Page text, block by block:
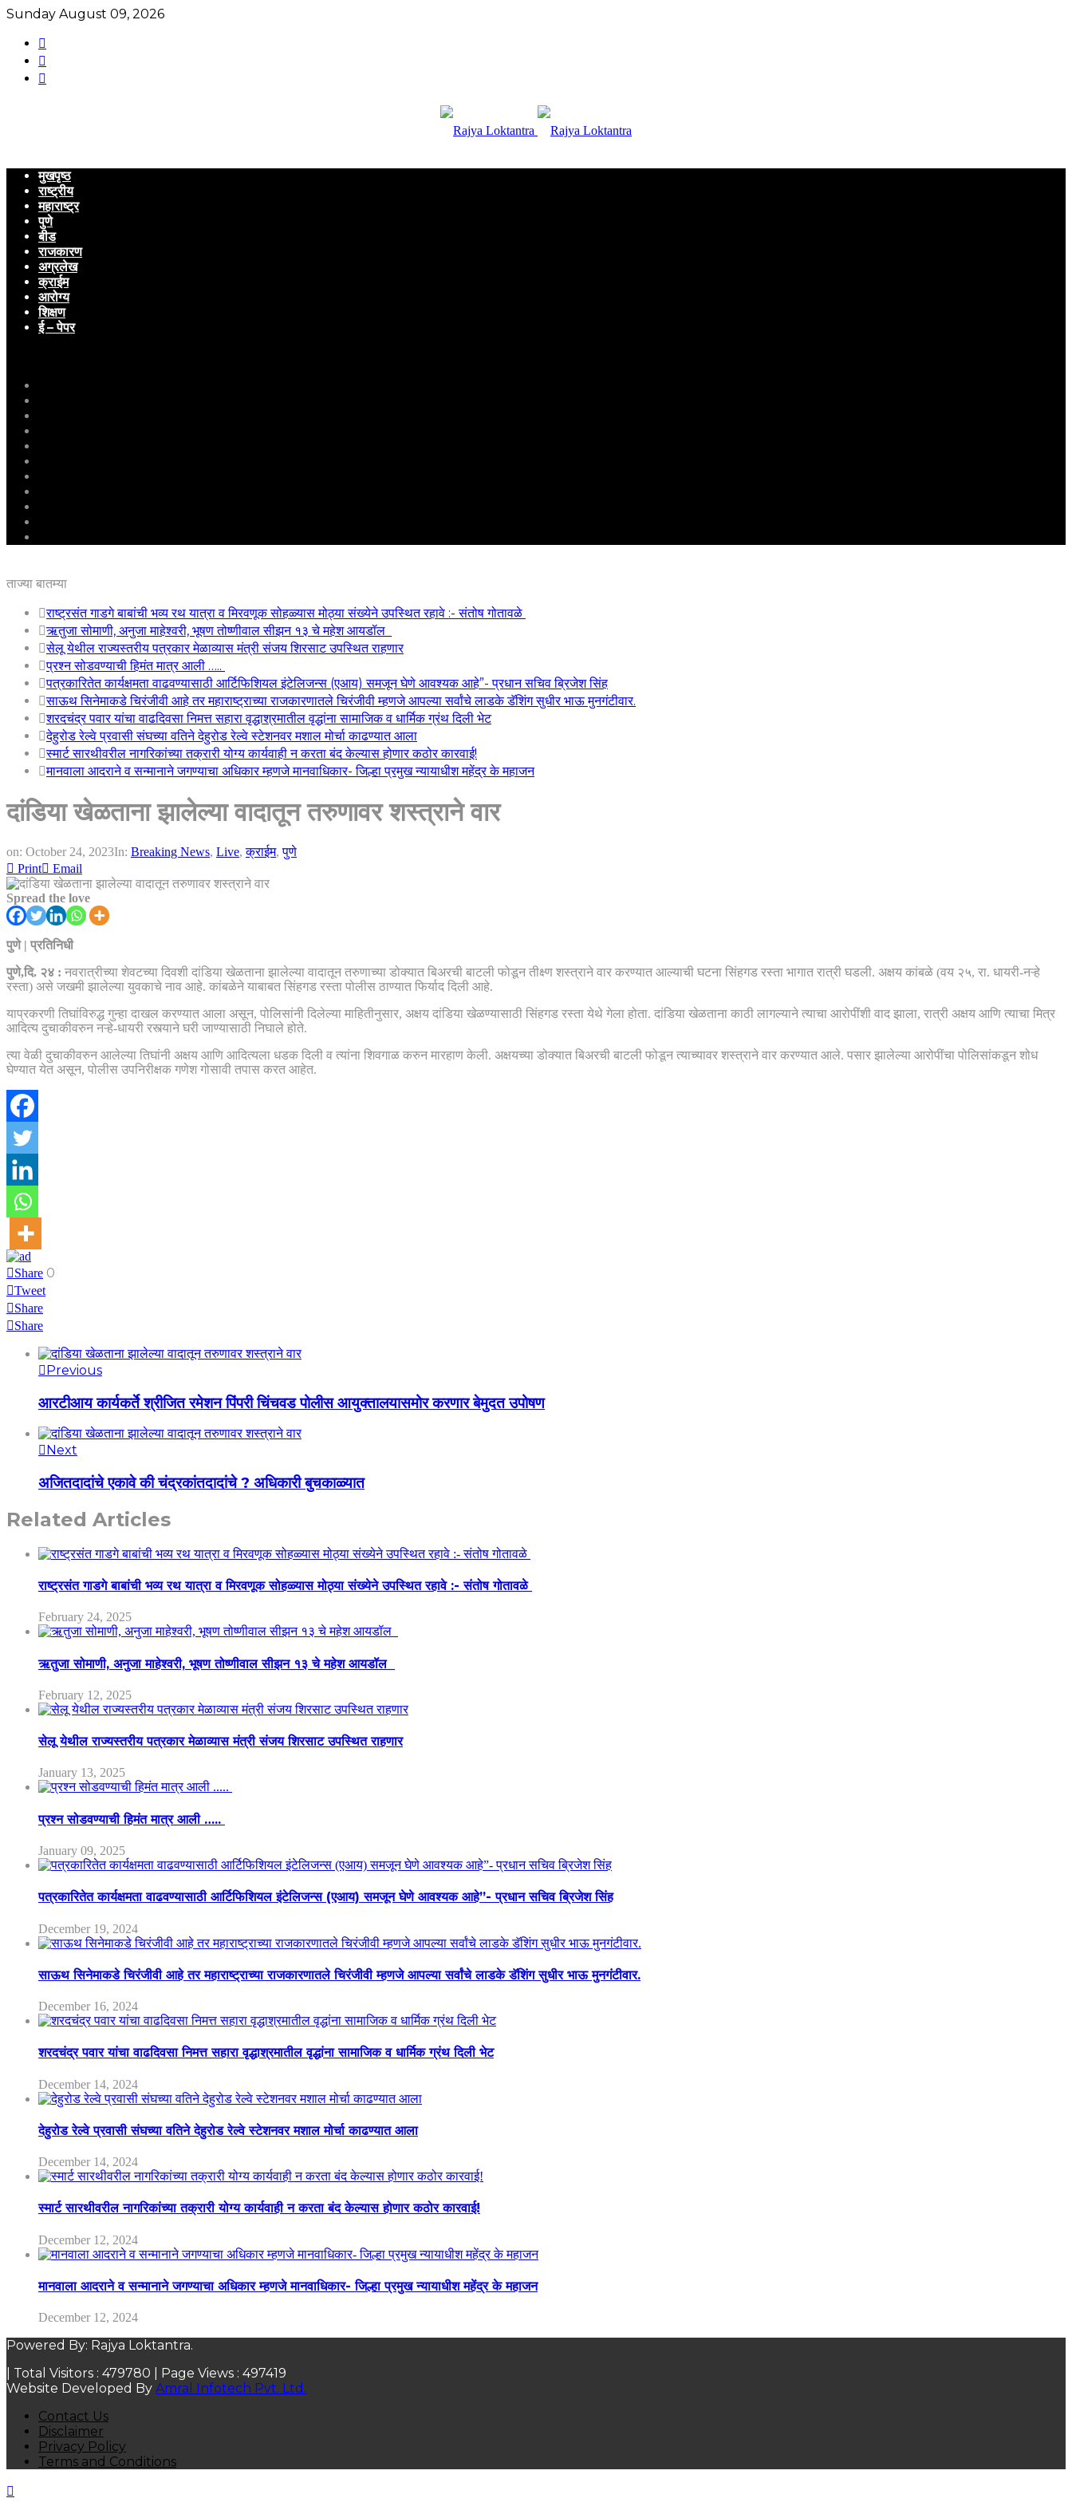
Sunday August 09, 2026
मुखपृष्ठ
राष्ट्रीय
महाराष्ट्र
पुणे
बीड
राजकारण
अग्रलेख
क्राईम
आरोग्य
शिक्षण
ई – पेपर
ताज्या बातम्या
राष्ट्रसंत गाडगे बाबांची भव्य रथ यात्रा व मिरवणूक सोहळ्यास मोठ्या संख्येने उपस्थित रहावे :- संतोष गोतावळे
ऋतुजा सोमाणी, अनुजा माहेश्वरी, भूषण तोष्णीवाल सीझन १३ चे महेश आयडॉल
सेलू येथील राज्यस्तरीय पत्रकार मेळाव्यास मंत्री संजय शिरसाट उपस्थित राहणार
प्रश्न सोडवण्याची हिमंत मात्र आली …..
पत्रकारितेत कार्यक्षमता वाढवण्यासाठी आर्टिफिशियल इंटेलिजन्स (एआय) समजून घेणे आवश्यक आहे”- प्रधान सचिव ब्रिजेश सिंह
साऊथ सिनेमाकडे चिरंजीवी आहे तर महाराष्ट्राच्या राजकारणातले चिरंजीवी म्हणजे आपल्या सर्वांचे लाडके डॅशिंग सुधीर भाऊ मुनगंटीवार.
शरदचंद्र पवार यांचा वाढदिवसा निमत्त सहारा वृद्धाश्रमातील वृद्धांना सामाजिक व धार्मिक ग्रंथ दिली भेट
देहुरोड रेल्वे प्रवासी संघच्या वतिने देहुरोड रेल्वे स्टेशनवर मशाल मोर्चा काढण्यात आला
स्मार्ट सारथीवरील नागरिकांच्या तक्रारी योग्य कार्यवाही न करता बंद केल्यास होणार कठोर कारवाई!
मानवाला आदराने व सन्मानाने जगण्याचा अधिकार म्हणजे मानवाधिकार- जिल्हा प्रमुख न्यायाधीश महेंद्र के महाजन
दांडिया खेळताना झालेल्या वादातून तरुणावर शस्त्राने वार
on: October 24, 2023In: Breaking News, Live,क्राईम,पुणे
Print
Email
Spread the love
पुणे | प्रतिनिधी
पुणे,दि. २४ : नवरात्रीच्या शेवटच्या दिवशी दांडिया खेळताना झालेल्या वादातून तरुणाच्या डोक्यात बिअरची बाटली फोडून तीक्ष्ण शस्त्राने वार करण्यात आल्याची घटना सिंहगड रस्ता भागात रात्री घडली. अक्षय कांबळे (वय २५, रा. धायरी-नऱ्हे
रस्ता) असे जखमी झालेल्या युवकाचे नाव आहे. कांबळेने याबाबत सिंहगड रस्ता पोलीस ठाण्यात फिर्याद दिली आहे.
याप्रकरणी तिघांविरुद्ध गुन्हा दाखल करण्यात आला असून, पोलिसांनी दिलेल्या माहितीनुसार, अक्षय दांडिया खेळण्यासाठी सिंहगड रस्ता येथे गेला होता. दांडिया खेळताना काठी लागल्याने त्याचा आरोपींशी वाद झाला, रात्री अक्षय आणि त्याचा मित्र
आदित्य दुचाकीवरुन नऱ्हे-धायरी रस्त्याने घरी जाण्यासाठी निघाले होते.
त्या वेळी दुचाकीवरुन आलेल्या तिघांनी अक्षय आणि आदित्यला धडक दिली व त्यांना शिवगाळ करुन मारहाण केली. अक्षयच्या डोक्यात बिअरची बाटली फोडून त्याच्यावर शस्त्राने वार करण्यात आले. पसार झालेल्या आरोपींचा पोलिसांकडून शोध
घेण्यात येत असून, पोलीस उपनिरीक्षक गणेश गोसावी तपास करत आहेत.
Share 0
Tweet
Share
Share
Previous
आरटीआय कार्यकर्ते श्रीजित रमेशन पिंपरी चिंचवड पोलीस आयुक्तालयासमोर करणार बेमुदत उपोषण
Next
अजितदादांचे एकावे की चंद्रकांतदादांचे ? अधिकारी बुचकाळ्यात
Related Articles
राष्ट्रसंत गाडगे बाबांची भव्य रथ यात्रा व मिरवणूक सोहळ्यास मोठ्या संख्येने उपस्थित रहावे :- संतोष गोतावळे
February 24, 2025
ऋतुजा सोमाणी, अनुजा माहेश्वरी, भूषण तोष्णीवाल सीझन १३ चे महेश आयडॉल
February 12, 2025
सेलू येथील राज्यस्तरीय पत्रकार मेळाव्यास मंत्री संजय शिरसाट उपस्थित राहणार
January 13, 2025
प्रश्न सोडवण्याची हिमंत मात्र आली …..
January 09, 2025
पत्रकारितेत कार्यक्षमता वाढवण्यासाठी आर्टिफिशियल इंटेलिजन्स (एआय) समजून घेणे आवश्यक आहे”- प्रधान सचिव ब्रिजेश सिंह
December 19, 2024
साऊथ सिनेमाकडे चिरंजीवी आहे तर महाराष्ट्राच्या राजकारणातले चिरंजीवी म्हणजे आपल्या सर्वांचे लाडके डॅशिंग सुधीर भाऊ मुनगंटीवार.
December 16, 2024
शरदचंद्र पवार यांचा वाढदिवसा निमत्त सहारा वृद्धाश्रमातील वृद्धांना सामाजिक व धार्मिक ग्रंथ दिली भेट
December 14, 2024
देहुरोड रेल्वे प्रवासी संघच्या वतिने देहुरोड रेल्वे स्टेशनवर मशाल मोर्चा काढण्यात आला
December 14, 2024
स्मार्ट सारथीवरील नागरिकांच्या तक्रारी योग्य कार्यवाही न करता बंद केल्यास होणार कठोर कारवाई!
December 12, 2024
मानवाला आदराने व सन्मानाने जगण्याचा अधिकार म्हणजे मानवाधिकार- जिल्हा प्रमुख न्यायाधीश महेंद्र के महाजन
December 12, 2024
Powered By: Rajya Loktantra.
| Total Visitors : 479780 | Page Views : 497419
Website Developed By Amral Infotech Pvt. Ltd.
Contact Us
Disclaimer
Privacy Policy
Terms and Conditions